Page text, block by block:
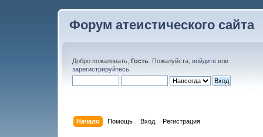
Форум атеистического сайта
Добро пожаловать, Гость . Пожалуйста, войдите или
зарегистрируйтесь
Начало Помощь Вход Регистрация